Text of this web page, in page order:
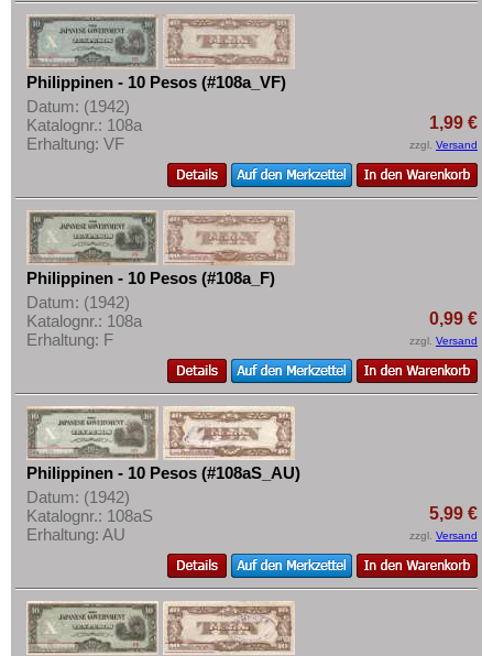
FAQ
Mehr über...
Zahlungsbedingungen
Privatsphäre und Datenschutz
Widerrufsbelehrung
Liefer- und Versandkosten
AGB
Impressum
Philippinen - 10 Pesos (#108a_VF)
Datum: (1942)
Katalognr.: 108a
Erhaltung: VF
1,99 €
zzgl. Versand
Philippinen - 10 Pesos (#108a_F)
Datum: (1942)
Katalognr.: 108a
Erhaltung: F
0,99 €
zzgl. Versand
Philippinen - 10 Pesos (#108aS_AU)
Datum: (1942)
Katalognr.: 108aS
Erhaltung: AU
5,99 €
zzgl. Versand